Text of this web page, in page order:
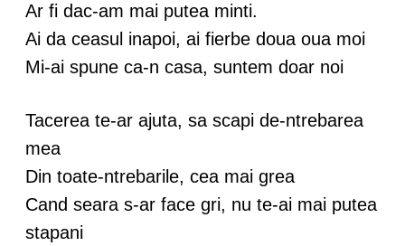
Ar fi dac-am mai putea minti.
Ai da ceasul inapoi, ai fierbe doua oua moi
Mi-ai spune ca-n casa, suntem doar noi
Tacerea te-ar ajuta, sa scapi de-ntrebarea
mea
Din toate-ntrebarile, cea mai grea
Cand seara s-ar face gri, nu te-ai mai putea
stapani